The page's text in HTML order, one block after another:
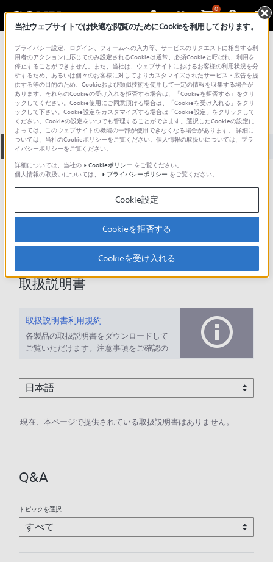
0
総合サポート・お問い合わせ プロフェッショナル／業務用
SHU-10BR
全て ダウンロード 取扱説明書 Q&A
ダウンロード
現在、本ページで提供されているアップデート情報はありませ
取扱説明書
取扱説明書利用規約
各製品の取扱説明書をダウンロードして
ご覧いただけます。注意事項をご確認の
現在、本ページで提供されている取扱説明書はありません。
Q&A
トピックを選択
当社ウェブサイトでは快適な閲覧のためにCookieを利用しております。
プライバシー設定、ログイン、フォームへの入力等、サービスのリクエストに相当する利
用者のアクションに応じてのみ設定されるCookieは通常、必須Cookieと呼ばれ、利用を
停止することができません。また、当社は、ウェブサイトにおけるお客様の利用状況を分
析するため、あるいは個々のお客様に対してよりカスタマイズされたサービス・広告を提
供する等の目的のため、Cookieおよび類似技術を使用して一定の情報を収集する場合が
あります。それらのCookieの受け入れを拒否する場合は、「Cookieを拒否する」をクリ
ックしてください。Cookie使用にご同意頂ける場合は、「Cookieを受け入れる」をクリ
ックして下さい。Cookie設定をカスタマイズする場合は「Cookie設定」をクリックして
ください。Cookieの設定をいつでも管理することができます。選択したCookieの設定に
よっては、このウェブサイトの機能の一部が使用できなくなる場合があります。 詳細に
ついては、当社のCookieポリシーをご覧ください。個人情報の取扱いについては、プラ
イバシーポリシーをご覧ください。
詳細については、当社の
Cookieポリシー をご覧ください。
個人情報の取扱いについては、
プライバシーポリシー をご覧ください。
Cookie設定
Cookieを拒否する
Cookieを受け入れる